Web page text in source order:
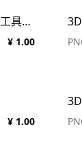
3D立体插画素材工具文具模型
¥ 1.00
¥ 1.00